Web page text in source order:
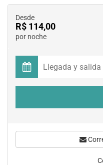
Desde
R$ 114,00
por noche